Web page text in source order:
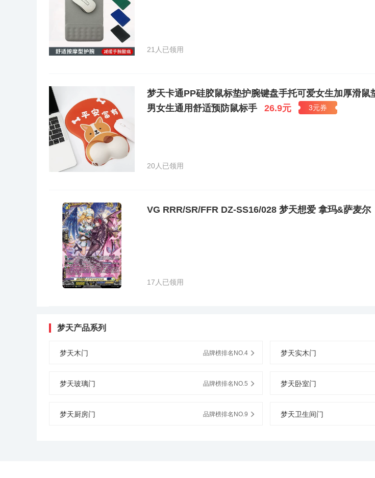
企业实施名牌战略的成功之路，成为中国木门界中唯一拥有与中国林业科学研究院木材工业研究所联合
业工程博士后工作站”。公司与国家顶级科研机构合作必将能推动公司更加快速发展。二十多年来，公司
客户创造价值”的经营理念，依靠科技进步，不断自主创新已取得二项发明专利，二十多项实用新型和外
术，不仅打造出产品的优良品质，提高了效率，还为国家节约大量的优质木材。公司从创业伊始，就以
ISO9001:2008质量管理体系认证，ISO14001环境管理体系认证；2005年通过FSC认证；2007年通过“
通过“中国建材产品健康认证”；2009年通过中国环境标志产品认证和住房建设部康居建筑产品认证。同
予“守合同重信用单位”、被浙江省建行评为“AAA级”信用企业，被浙江省政府评为首批“浙江省诚信企业”
国家工商总局评为“全国守合同重信用单位”。是中国质量检测协会会员单位，是中国林产工业协会的重
长单位，是中国《木质门》行业标准的起草单位之一，是国家《木门窗》标准的起草单位，是国家幕墙
的木门生产企业委员。为梦天木门跻身世界一流品牌提供了有力的保证。梦天经过20多年努力，围绕“让
门”的宏伟愿景，凭借新颖的产品设计、严格的质量控制、准确的市场定位、先进的营销管理，走出了一
营之路，成为中国木门行业的领军企业。
21人已领用
梦天卡通PP硅胶鼠标垫护腕键盘手托可爱女生加厚滑鼠
男女生通用舒适预防鼠标手
26.9元 3元券
20人已领用
VG RRR/SR/FFR DZ-SS16/028 梦天想爱 拿玛&萨麦尔
17人已领用
梦天产品系列
梦天木门 品牌榜排名NO.4 梦天实木门
梦天玻璃门 品牌榜排名NO.5 梦天卧室门
梦天厨房门 品牌榜排名NO.9 梦天卫生间门